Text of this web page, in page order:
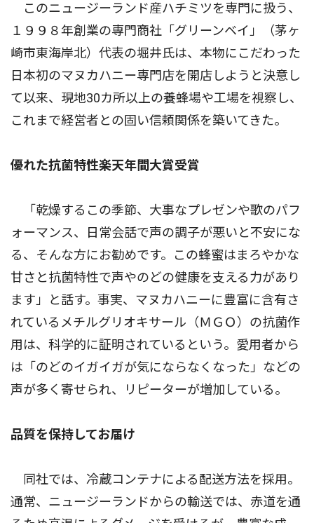
このニュージーランド産ハチミツを専門に扱う、
１９９８年創業の専門商社「グリーンベイ」（茅ヶ
崎市東海岸北）代表の堀井氏は、本物にこだわった
日本初のマヌカハニー専門店を開店しようと決意し
て以来、現地30カ所以上の養蜂場や工場を視察し、
これまで経営者との固い信頼関係を築いてきた。
優れた抗菌特性楽天年間大賞受賞
「乾燥するこの季節、大事なプレゼンや歌のパフ
ォーマンス、日常会話で声の調子が悪いと不安にな
る、そんな方にお勧めです。この蜂蜜はまろやかな
甘さと抗菌特性で声やのどの健康を支える力があり
ます」と話す。事実、マヌカハニーに豊富に含有さ
れているメチルグリオキサール（ＭＧＯ）の抗菌作
用は、科学的に証明されているという。愛用者から
は「のどのイガイガが気にならなくなった」などの
声が多く寄せられ、リピーターが増加している。
品質を保持してお届け
同社では、冷蔵コンテナによる配送方法を採用。
通常、ニュージーランドからの輸送では、赤道を通